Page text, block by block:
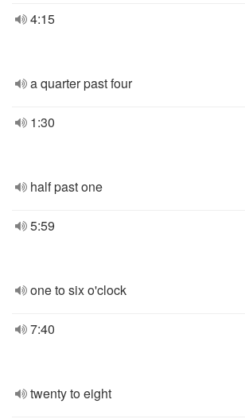
4:15
a quarter past four
1:30
half past one
5:59
one to six o'clock
7:40
twenty to eight